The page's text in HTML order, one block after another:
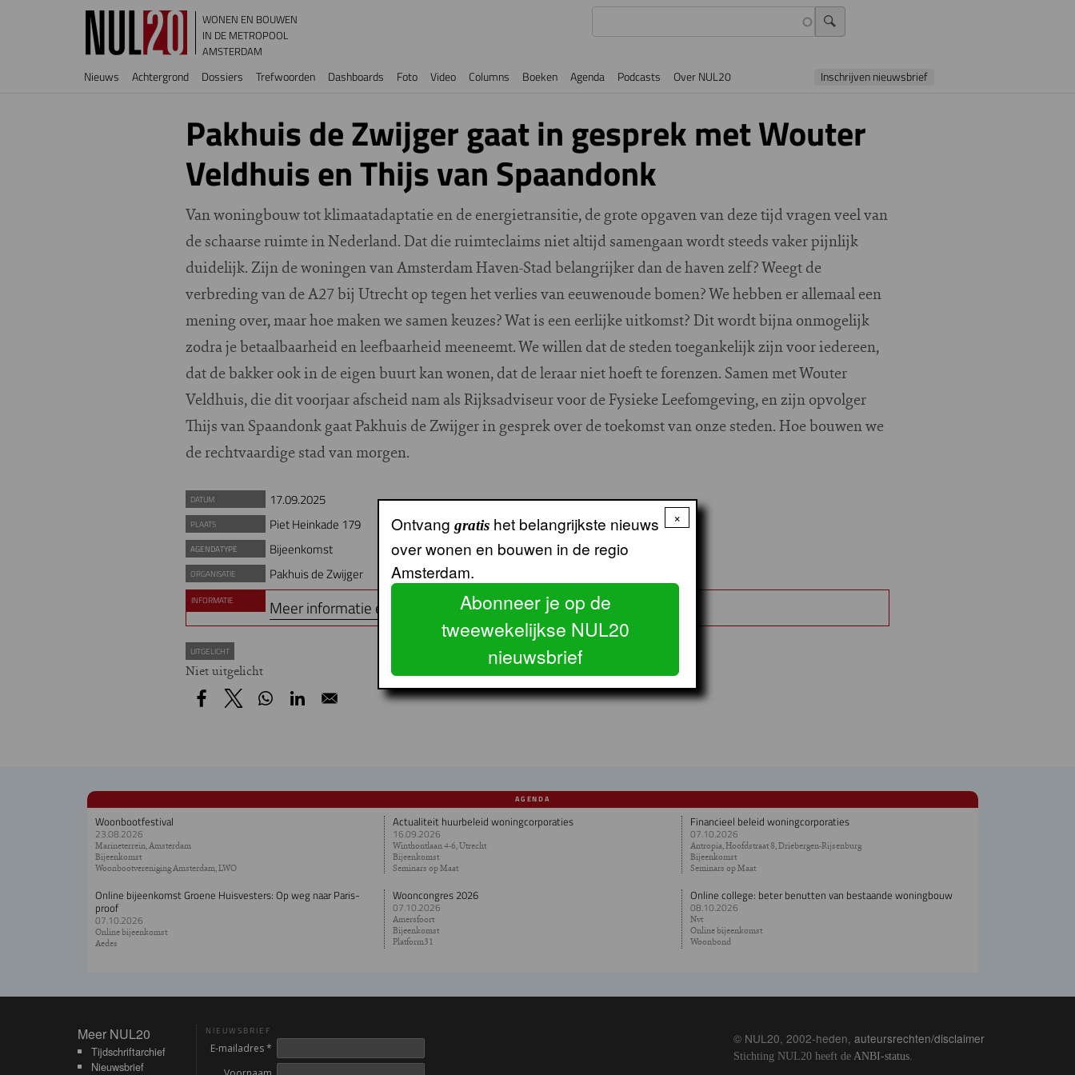
Overslaan en naar de inhoud gaan
WONEN EN BOUWEN
IN DE METROPOOL
AMSTERDAM
Hoofdnavigatie
Nieuws Achtergrond Dossiers Trefwoorden Dashboards Foto Video Columns Boeken Agenda Podcasts Over NUL20 Inschrijven nieuwsbrief
Pakhuis de Zwijger gaat in gesprek met Wouter
Veldhuis en Thijs van Spaandonk
Van woningbouw tot klimaatadaptatie en de energietransitie, de grote opgaven van deze tijd vragen veel van
de schaarse ruimte in Nederland. Dat die ruimteclaims niet altijd samengaan wordt steeds vaker pijnlijk
duidelijk. Zijn de woningen van Amsterdam Haven-Stad belangrijker dan de haven zelf? Weegt de
verbreding van de A27 bij Utrecht op tegen het verlies van eeuwenoude bomen? We hebben er allemaal een
mening over, maar hoe maken we samen keuzes? Wat is een eerlijke uitkomst? Dit wordt bijna onmogelijk
zodra je betaalbaarheid en leefbaarheid meeneemt. We willen dat de steden toegankelijk zijn voor iedereen,
dat de bakker ook in de eigen buurt kan wonen, dat de leraar niet hoeft te forenzen. Samen met Wouter
Veldhuis, die dit voorjaar afscheid nam als Rijksadviseur voor de Fysieke Leefomgeving, en zijn opvolger
Thijs van Spaandonk gaat Pakhuis de Zwijger in gesprek over de toekomst van onze steden. Hoe bouwen we
de rechtvaardige stad van morgen.
DATUM 17.09.2025
PLAATS Piet Heinkade 179
AGENDATYPE Bijeenkomst
ORGANISATIE Pakhuis de Zwijger
INFORMATIE Meer informatie en aanmelden
UITGELICHT
Niet uitgelicht
AGENDA
Woonbootfestival
23.08.2026
Marineterrein, Amsterdam
Bijeenkomst
Woonbootvereniging Amsterdam, LWO
Actualiteit huurbeleid woningcorporaties
16.09.2026
Winthontlaan 4-6, Utrecht
Bijeenkomst
Seminars op Maat
Financieel beleid woningcorporaties
07.10.2026
Antropia, Hoofdstraat 8, Driebergen-Rijsenburg
Bijeenkomst
Seminars op Maat
Online bijeenkomst Groene Huisvesters: Op weg naar Paris-
proof
07.10.2026
Online bijeenkomst
Aedes
Wooncongres 2026
07.10.2026
Amersfoort
Bijeenkomst
Platform31
Online college: beter benutten van bestaande woningbouw
08.10.2026
Nvt
Online bijeenkomst
Woonbond
Meer NUL20
Meer NUL20
Tijdschriftarchief
Nieuwsbrief
NIEUWSBRIEF
E-mailadres *
© NUL20, 2002-heden, auteursrechten/disclaimer
Stichting NUL20 heeft de ANBI-status.
×
Ontvang gratis het belangrijkste nieuws
over wonen en bouwen in de regio
Amsterdam.
Abonneer je op de
tweewekelijkse NUL20
nieuwsbrief